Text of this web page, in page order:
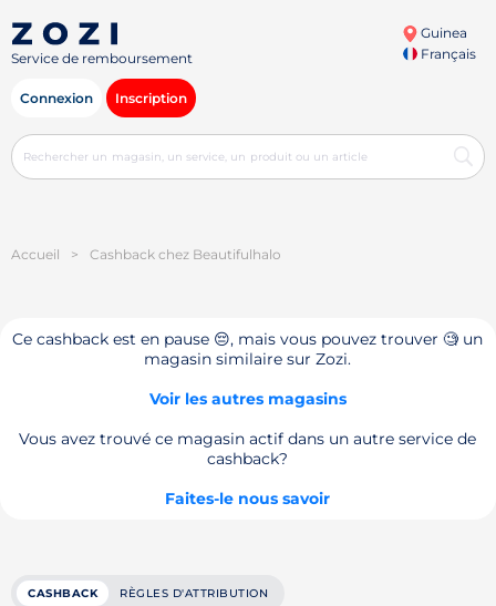
Service de remboursement
Guinea
Français
Connexion Inscription
Accueil > Cashback chez Beautifulhalo
Ce cashback est en pause 😔, mais vous pouvez trouver 🧐 un
magasin similaire sur Zozi.
Voir les autres magasins
Vous avez trouvé ce magasin actif dans un autre service de
cashback?
Faites-le nous savoir
CASHBACK RÈGLES D'ATTRIBUTION